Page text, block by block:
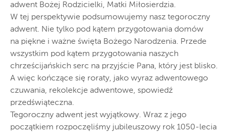
adwent Bożej Rodzicielki, Matki Miłosierdzia.
W tej perspektywie podsumowujemy nasz tegoroczny
adwent. Nie tylko pod kątem przygotowania domów
na piękne i ważne święta Bożego Narodzenia. Przede
wszystkim pod kątem przygotowania naszych
chrześcijańskich serc na przyjście Pana, który jest blisko.
A więc kończące się roraty, jako wyraz adwentowego
czuwania, rekolekcje adwentowe, spowiedź
przedświąteczna.
Tegoroczny adwent jest wyjątkowy. Wraz z jego
początkiem rozpoczęliśmy jubileuszowy rok 1050-lecia